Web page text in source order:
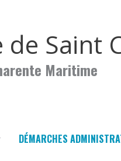
de Saint
Maritime
DÉMARCHES